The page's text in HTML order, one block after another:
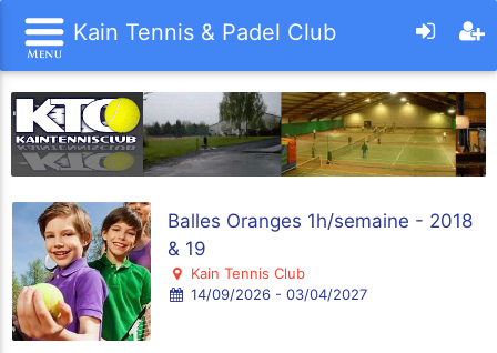
Kain Tennis & Padel Club
Balles Oranges 1h/semaine - 2018
& 19
Kain Tennis Club
14/09/2026 - 03/04/2027